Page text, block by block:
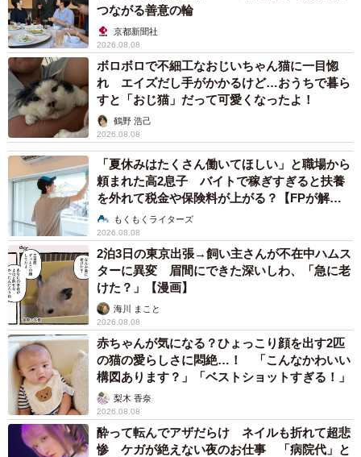
つながる善意の輪
京都新聞社
2026.08.08
ボロボロで不細工なおじいちゃん猫に一目惚
れ エイズだし手がかかるけど…おうちで暮ら
すと「おじ猫」だって可愛くなったよ！
鶴野 浩己
2026.08.08
「夏休みはたくさん働いてほしい」と職場から
頼まれた高2息子 バイトで稼ぎすぎると扶養
を外れて税金や保険料が上がる？【FPが解
説】もくもくライターズ
2026.08.08
2泊3日の東京出張→飼い主さんが不在中ハムス
ターに異変 眉間にできた深いしわ、「急に老
けた？」【漫画】
海川 まこと
2026.08.08
赤ちゃんが気になる？ひょっこり顔を出す2匹
の猫の愛らしさに悶絶…！ 「こんなかわいい
構図あります？」「ベストショットすぎる！」
梨木 香奈
2026.08.08
酔って転んでアザだらけ ネイルも折れて超悲
惨 ケガが絶えない夜のお仕事 「病院代」と